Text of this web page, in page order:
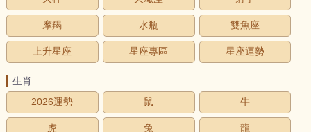
摩羯 水瓶 雙魚座
上升星座 星座專區 星座運勢
生肖
2026運勢
鼠 牛
虎 兔 龍